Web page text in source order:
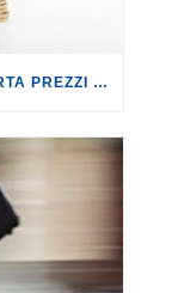
PREZZI: LA COMMISSIONE DI ALLERTA PREZZI CONTRO IL RISCHIO SPECULAZIONI.